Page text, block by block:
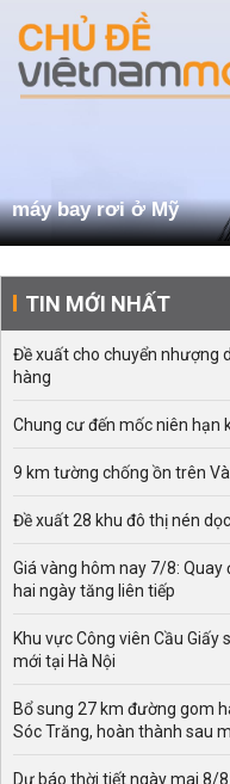
máy bay rơi ở Mỹ
TIN MỚI NHẤT
Đề xuất cho chuyển nhượng
hàng
Chung cư đến mốc niên hạn
9 km tường chống ồn trên
Đề xuất 28 khu đô thị nén
Giá vàng hôm nay 7/8:
hai ngày tăng liên tiếp
Khu vực Công viên Cầu
mới tại Hà Nội
Bổ sung 27 km đường gom
Sóc Trăng, hoàn thành sau
Dự báo thời tiết ngày mai 8/